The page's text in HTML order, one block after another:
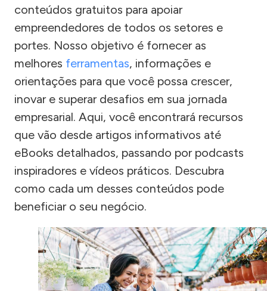
conteúdos gratuitos para apoiar
empreendedores de todos os setores e
portes. Nosso objetivo é fornecer as
melhores ferramentas, informações e
orientações para que você possa crescer,
inovar e superar desafios em sua jornada
empresarial. Aqui, você encontrará recursos
que vão desde artigos informativos até
eBooks detalhados, passando por podcasts
inspiradores e vídeos práticos. Descubra
como cada um desses conteúdos pode
beneficiar o seu negócio.